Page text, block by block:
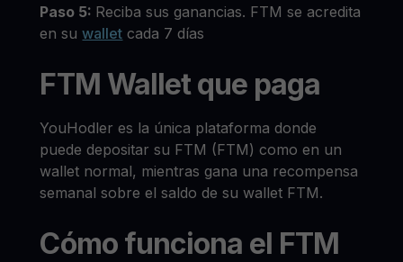
Paso 5: Reciba sus ganancias. FTM se acredita
en suwallet cada 7 días
FTM Wallet que paga
YouHodler es la única plataforma donde
puede depositar su FTM (FTM) como en un
wallet normal, mientras gana una recompensa
semanal sobre el saldo de su wallet FTM.
Cómo funciona el FTM